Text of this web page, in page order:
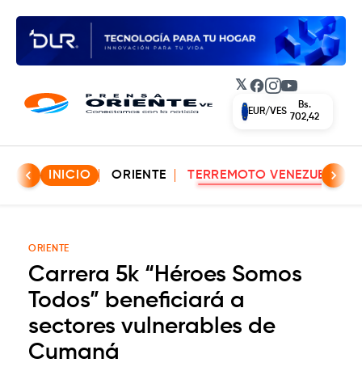
𝕏 Facebook
Instagram
YouTube
EUR/VES
Bs.
702,42
INICIO ORIENTE TERREMOTO VENEZUELA
ORIENTE
Carrera 5k “Héroes Somos
Todos” beneficiará a
sectores vulnerables de
Cumaná